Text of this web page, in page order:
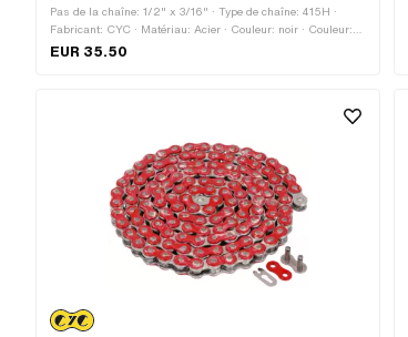
Pas de la chaîne: 1/2" x 3/16" · Type de chaîne: 415H ·
Fabricant: CYC · Matériau: Acier · Couleur: noir · Couleur:
or · Nombre de maillons: 128 pcs · Circonférence de
EUR 35.50